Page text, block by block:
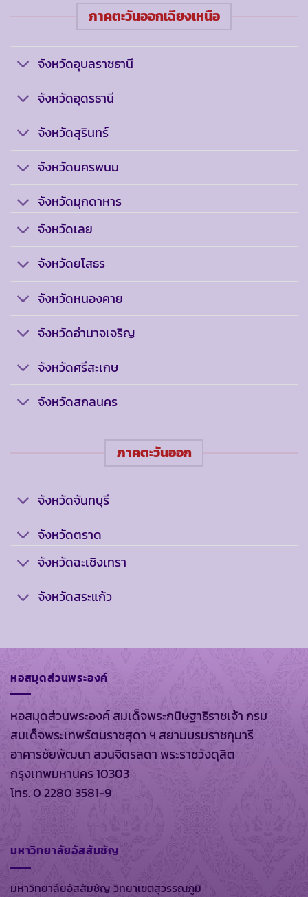
ภาคตะวันออกเฉียงเหนือ
จังหวัดอุบลราชธานี
จังหวัดอุดรธานี
จังหวัดสุรินทร์
จังหวัดนครพนม
จังหวัดมุกดาหาร
จังหวัดเลย
จังหวัดยโสธร
จังหวัดหนองคาย
จังหวัดอำนาจเจริญ
จังหวัดศรีสะเกษ
จังหวัดสกลนคร
ภาคตะวันออก
จังหวัดจันทบุรี
จังหวัดตราด
จังหวัดฉะเชิงเทรา
จังหวัดสระแก้ว
หอสมุดส่วนพระองค์
หอสมุดส่วนพระองค์ สมเด็จพระกนิษฐาธิราชเจ้า กรม
สมเด็จพระเทพรัตนราชสุดา ฯ สยามบรมราชกุมารี
อาคารชัยพัฒนา สวนจิตรลดา พระราชวังดุสิต
กรุงเทพมหานคร 10303
โทร. 0 2280 3581-9
มหาวิทยาลัยอัสสัมชัญ
มหาวิทยาลัยอัสสัมชัญ วิทยาเขตสุวรรณภูมิ